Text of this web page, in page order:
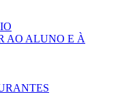
AO ALUNO E À